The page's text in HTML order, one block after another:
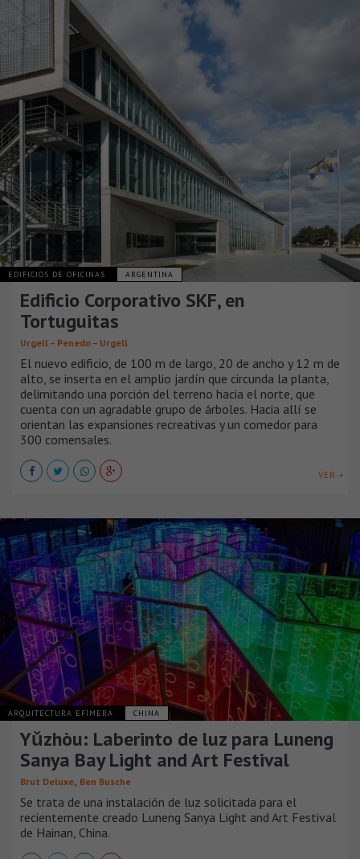
EDIFICIOS DE OFICINAS ARGENTINA
Edificio Corporativo SKF, en
Tortuguitas
Urgell – Penedo – Urgell
El nuevo edificio, de 100 m de largo, 20 de ancho y 12 m de
alto, se inserta en el amplio jardín que circunda la planta,
delimitando una porción del terreno hacia el norte, que
cuenta con un agradable grupo de árboles. Hacia allí se
orientan las expansiones recreativas y un comedor para
300 comensales.
VER +
ARQUITECTURA EFÍMERA CHINA
Yǔzhòu: Laberinto de luz para Luneng
Sanya Bay Light and Art Festival
Brut Deluxe, Ben Busche
Se trata de una instalación de luz solicitada para el
recientemente creado Luneng Sanya Light and Art Festival
de Hainan, China.